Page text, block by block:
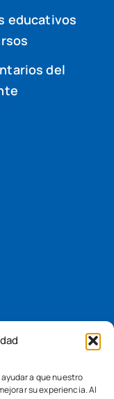
a que nuestro
su experiencia. Al
educativos
del